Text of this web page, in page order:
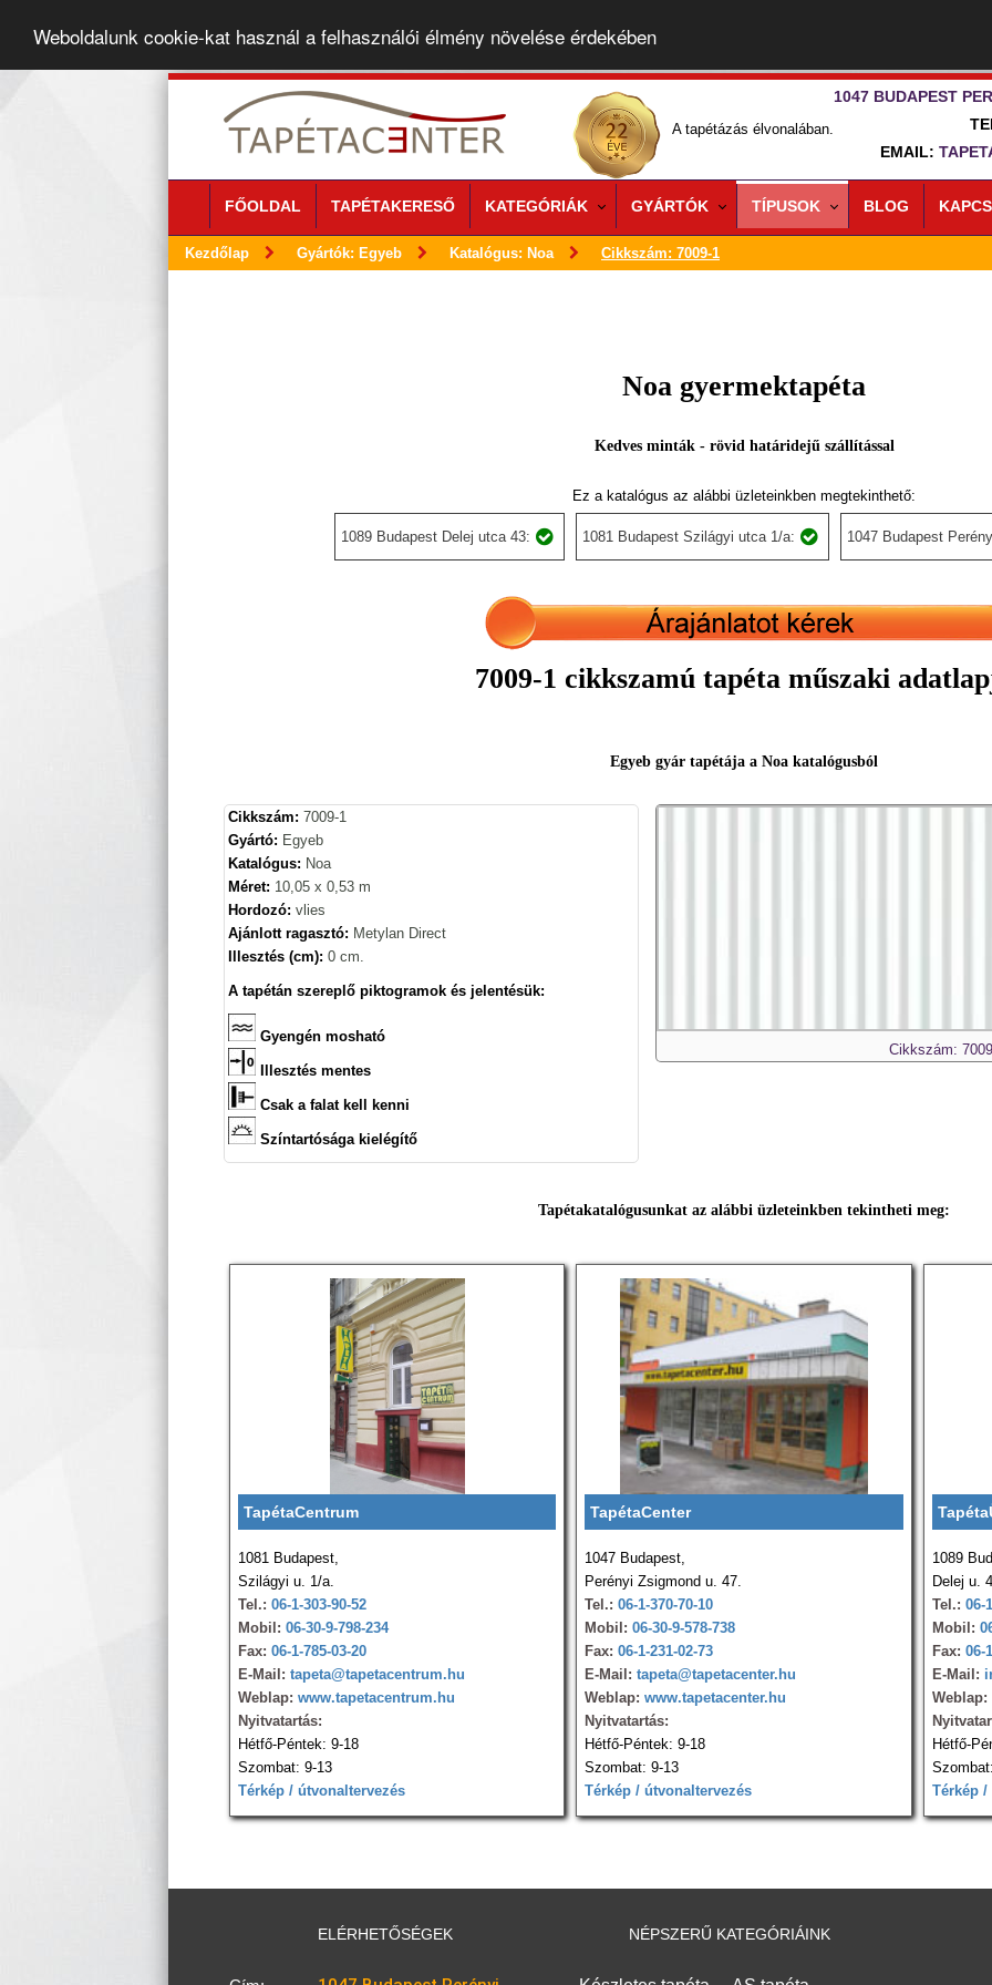
Weboldalunk cookie-kat használ a felhasználói élmény növelése érdekében
A tapétázás élvonalában.
1047 BUDAPEST
EMAIL:
FŐOLDAL TAPÉTAKERESŐ KATEGÓRIÁK GYÁRTÓK TÍPUSOK BLOG
Kezdőlap Gyártók: Egyeb Katalógus: Noa Cikkszám: 7009-1
Noa gyermektapéta
Kedves minták - rövid határidejű szállítással
Ez a katalógus az alábbi üzleteinkben megtekinthető:
1089 Budapest Delej utca 43: 1081 Budapest Szilágyi utca 1/a: 1047 Budapest
7009-1 cikkszamú tapéta műszaki
Egyeb gyár tapétája a Noa katalógusból
Cikkszám: 7009-1
Gyártó: Egyeb
Katalógus: Noa
Méret: 10,05 x 0,53 m
Hordozó: vlies
Ajánlott ragasztó: Metylan Direct
Illesztés (cm): 0 cm.
A tapétán szereplő piktogramok és jelentésük:
Gyengén mosható
Illesztés mentes
Csak a falat kell kenni
Színtartósága kielégítő
Cikkszám:
Tapétakatalógusunkat az alábbi üzleteinkben tekintheti meg:
TapétaCentrum
1081 Budapest,
Szilágyi u. 1/a.
Tel.: 06-1-303-90-52
Mobil: 06-30-9-798-234
Fax: 06-1-785-03-20
E-Mail: tapeta@tapetacentrum.hu
Weblap: www.tapetacentrum.hu
Nyitvatartás:
Hétfő-Péntek: 9-18
Szombat: 9-13
Térkép / útvonaltervezés
TapétaCenter
1047 Budapest,
Perényi Zsigmond u. 47.
Tel.: 06-1-370-70-10
Mobil: 06-30-9-578-738
Fax: 06-1-231-02-73
E-Mail: tapeta@tapetacenter.hu
Weblap: www.tapetacenter.hu
Nyitvatartás:
Hétfő-Péntek: 9-18
Szombat: 9-13
Térkép / útvonaltervezés
1089
Delej u.
Tel.: 06-
Mobil:
Fax: 06-
E-Mail:
Weblap:
Hétfő-
Térkép /
ELÉRHETŐSÉGEK NÉPSZERŰ KATEGÓRIÁINK